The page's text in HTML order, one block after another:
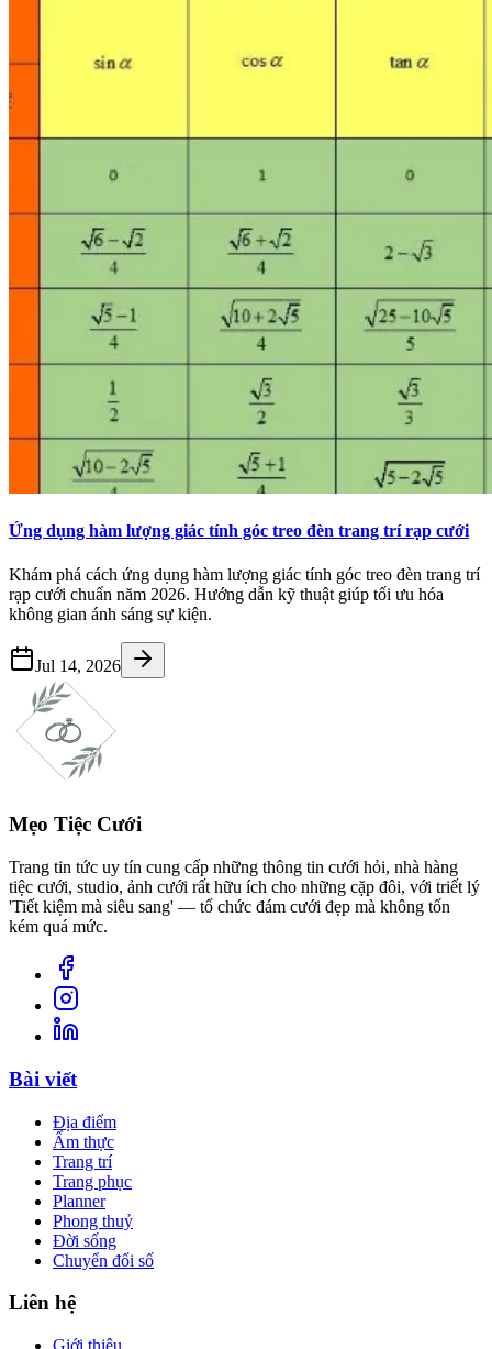
Ứng dụng hàm lượng giác tính góc treo đèn trang trí rạp cưới
Khám phá cách ứng dụng hàm lượng giác tính góc treo đèn trang trí
rạp cưới chuẩn năm 2026. Hướng dẫn kỹ thuật giúp tối ưu hóa
không gian ánh sáng sự kiện.
Jul 14, 2026
Mẹo Tiệc Cưới
Trang tin tức uy tín cung cấp những thông tin cưới hỏi, nhà hàng
tiệc cưới, studio, ảnh cưới rất hữu ích cho những cặp đôi, với triết lý
'Tiết kiệm mà siêu sang' — tổ chức đám cưới đẹp mà không tốn
kém quá mức.
Bài viết
Địa điểm
Ẩm thực
Trang trí
Trang phục
Planner
Phong thuỷ
Đời sống
Chuyển đổi số
Liên hệ
Giới thiệu